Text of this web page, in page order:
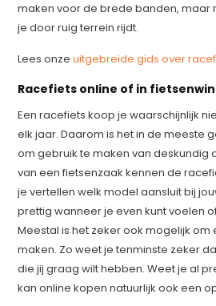
maken voor de brede banden, maar
je door ruig terrein rijdt.
Lees onze uitgebreide gids over
Racefiets online of in
Een racefiets koop je waarschijnlijk
elk jaar. Daarom is het in de meeste
om gebruik te maken van deskundig
van een fietsenzaak kennen de
je vertellen welk model aansluit bij
prettig wanneer je even kunt voelen
Meestal is het zeker ook mogelijk
maken. Zo weet je tenminste zeker
die jij graag wilt hebben. Weet je al
kan online kopen natuurlijk ook een